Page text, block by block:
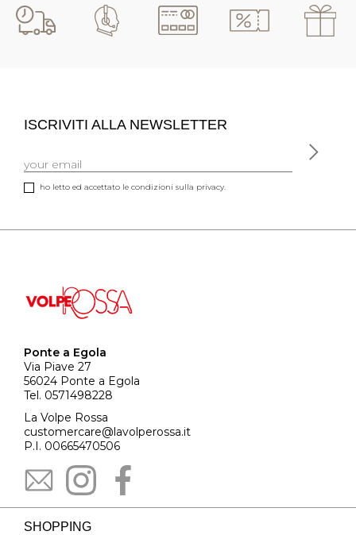
ISCRIVITI ALLA NEWSLETTER
ho letto ed accettato le condizioni sulla privacy.
Ponte a Egola
Via Piave 27
56024 Ponte a Egola
Tel. 0571498228
La Volpe Rossa
customercare@lavolperossa.it
P.I. 00665470506
SHOPPING